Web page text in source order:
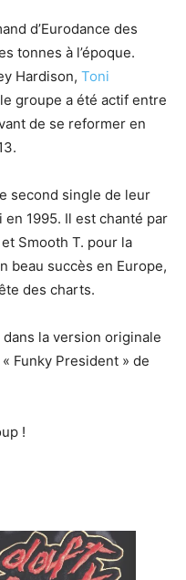
d’Eurodance des
tonnes à l’époque.
Hardison, Toni
groupe a été actif entre
de se reformer en
second single de leur
1995. Il est chanté par
et Smooth T. pour la
beau succès en Europe,
des charts.
la version originale
Funky President » de
!